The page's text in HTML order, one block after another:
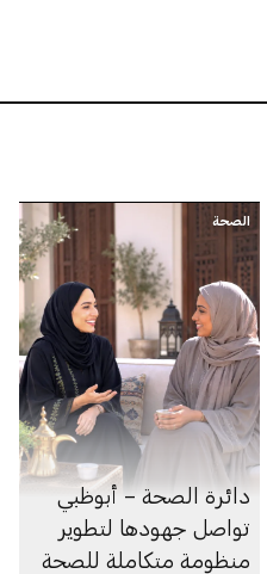
الصحة
دائرة الصحة – أبوظبي
تواصل جهودها لتطوير
منظومة متكاملة للصحة